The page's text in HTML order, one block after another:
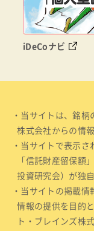
iDeCoナビ
・当サイトは、銘
株式会社からの情
・当サイトで表示さ
「信託財産留保額
投資研究会）が独
・当サイトの掲載
情報の提供を目的
ト・ブレインズ株